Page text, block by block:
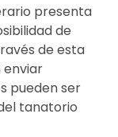
presenta
de
de esta
enviar
pueden ser
tanatorio